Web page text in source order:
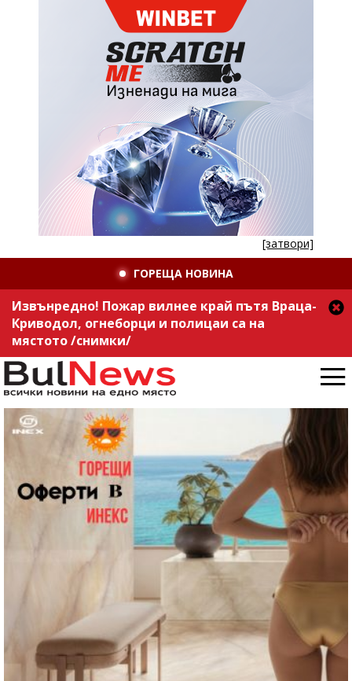
[затвори]
ГОРЕЩА НОВИНА
Извънредно! Пожар вилнее край пътя Враца-
Криводол, огнеборци и полицаи са на
мястото /снимки/